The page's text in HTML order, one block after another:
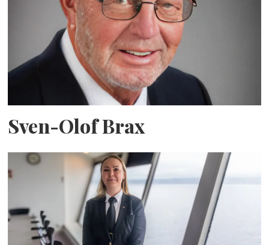
Sven-Olof Brax